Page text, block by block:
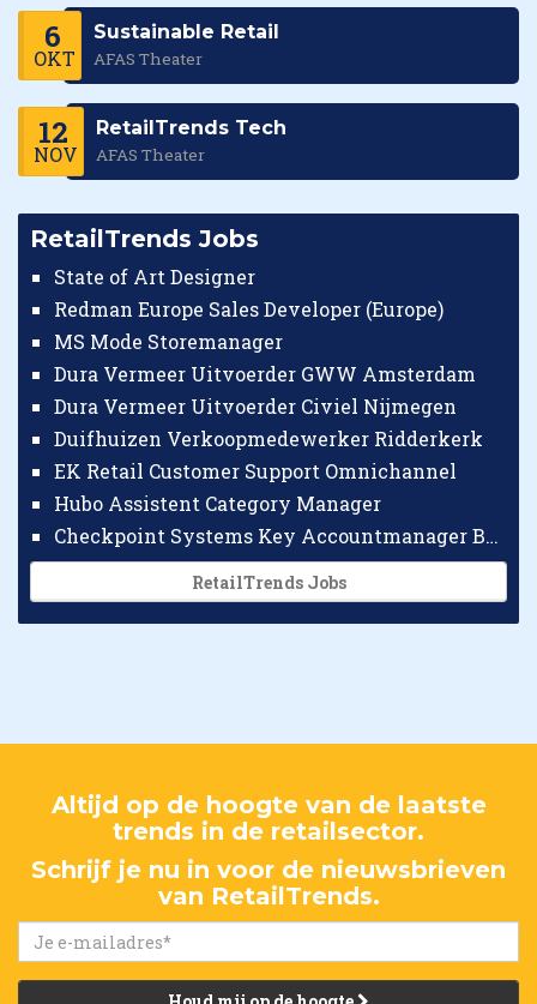
6
OKT
Sustainable Retail
AFAS Theater
12
NOV
RetailTrends Tech
AFAS Theater
RetailTrends Jobs
State of Art Designer
Redman Europe Sales Developer (Europe)
MS Mode Storemanager
Dura Vermeer Uitvoerder GWW Amsterdam
Dura Vermeer Uitvoerder Civiel Nijmegen
Duifhuizen Verkoopmedewerker Ridderkerk
EK Retail Customer Support Omnichannel
Hubo Assistent Category Manager
Checkpoint Systems Key Accountmanager Benelux
RetailTrends Jobs
Altijd op de hoogte van de laatste
trends in de retailsector.
Schrijf je nu in voor de nieuwsbrieven
van RetailTrends.